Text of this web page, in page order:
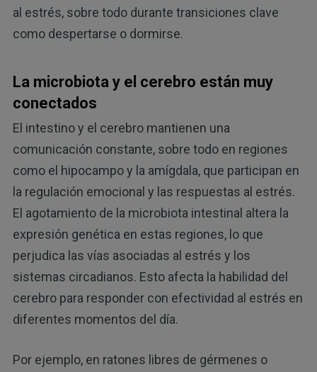
al estrés, sobre todo durante transiciones clave
como despertarse o dormirse.
La microbiota y el cerebro están muy
conectados
El intestino y el cerebro mantienen una
comunicación constante, sobre todo en regiones
como el hipocampo y la amígdala, que participan en
la regulación emocional y las respuestas al estrés.
El agotamiento de la microbiota intestinal altera la
expresión genética en estas regiones, lo que
perjudica las vías asociadas al estrés y los
sistemas circadianos. Esto afecta la habilidad del
cerebro para responder con efectividad al estrés en
diferentes momentos del día.
Por ejemplo, en ratones libres de gérmenes o